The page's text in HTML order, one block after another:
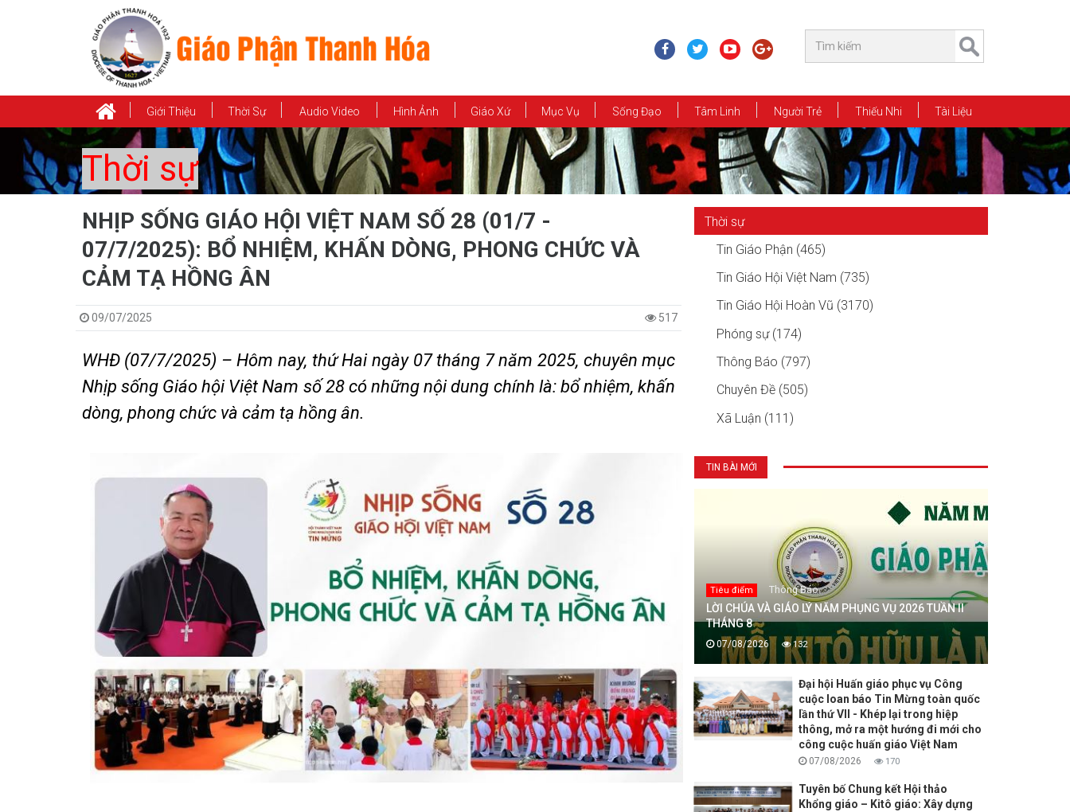
Giới Thiệu Thời Sự Audio Video Hình Ảnh Giáo Xứ Mục Vụ Sống Đạo Tâm Linh Người Trẻ Thiếu Nhi Tài Liệu
Thời sự
NHỊP SỐNG GIÁO HỘI VIỆT NAM SỐ 28 (01/7 -
07/7/2025): BỔ NHIỆM, KHẤN DÒNG, PHONG CHỨC VÀ
CẢM TẠ HỒNG ÂN
09/07/2025 517
WHĐ (07/7/2025) – Hôm nay, thứ Hai ngày 07 tháng 7 năm 2025, chuyên mục
Nhịp sống Giáo hội Việt Nam số 28 có những nội dung chính là: bổ nhiệm, khấn
dòng, phong chức và cảm tạ hồng ân.
Thời sự
Tin Giáo Phận (465)
Tin Giáo Hội Việt Nam (735)
Tin Giáo Hội Hoàn Vũ (3170)
Phóng sự (174)
Thông Báo (797)
Chuyên Đề (505)
Xã Luận (111)
TIN BÀI MỚI
Tiêu điểm Thông Báo
LỜI CHÚA VÀ GIÁO LÝ NĂM PHỤNG VỤ 2026 TUẦN II
THÁNG 8
07/08/2026 132
Đại hội Huấn giáo phục vụ Công
cuộc loan báo Tin Mừng toàn quốc
lần thứ VII - Khép lại trong hiệp
thông, mở ra một hướng đi mới cho
công cuộc huấn giáo Việt Nam
07/08/2026 170
Tuyên bố Chung kết Hội thảo
Khổng giáo – Kitô giáo: Xây dựng